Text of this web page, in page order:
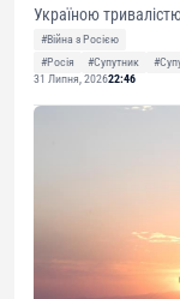
Україною
#Війна з Росією
#Росія
#Супутник
31 Липня, 202622:46